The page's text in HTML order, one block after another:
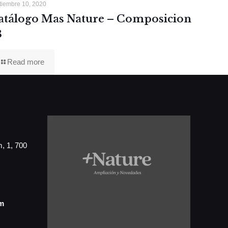
10, 2020
Mas Nature – Composicion
Read more
1, 700